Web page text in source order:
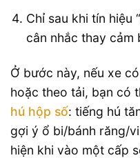
Chỉ sau khi tín hiệu
cân nhắc thay cảm
Ở bước này, nếu xe
hoặc theo tải, bạn có
hú hộp số: tiếng hú
gợi ý ổ bi/bánh răng/
hiện khi vào một cấp